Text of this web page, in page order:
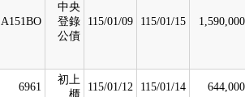
A151BO
中央
登錄
公債
115/01/09 115/01/15 1,590,000
6961
初上
櫃
115/01/12 115/01/14 644,000